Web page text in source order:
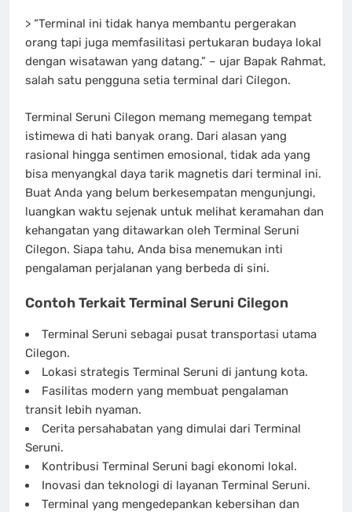
> “Terminal ini tidak hanya membantu pergerakan
orang tapi juga memfasilitasi pertukaran budaya lokal
dengan wisatawan yang datang.” – ujar Bapak Rahmat,
salah satu pengguna setia terminal dari Cilegon.
Terminal Seruni Cilegon memang memegang tempat
istimewa di hati banyak orang. Dari alasan yang
rasional hingga sentimen emosional, tidak ada yang
bisa menyangkal daya tarik magnetis dari terminal ini.
Buat Anda yang belum berkesempatan mengunjungi,
luangkan waktu sejenak untuk melihat keramahan dan
kehangatan yang ditawarkan oleh Terminal Seruni
Cilegon. Siapa tahu, Anda bisa menemukan inti
pengalaman perjalanan yang berbeda di sini.
Contoh Terkait Terminal Seruni Cilegon
Terminal Seruni sebagai pusat transportasi utama
Cilegon.
Lokasi strategis Terminal Seruni di jantung kota.
Fasilitas modern yang membuat pengalaman
transit lebih nyaman.
Cerita persahabatan yang dimulai dari Terminal
Seruni.
Kontribusi Terminal Seruni bagi ekonomi lokal.
Inovasi dan teknologi di layanan Terminal Seruni.
Terminal yang mengedepankan kebersihan dan